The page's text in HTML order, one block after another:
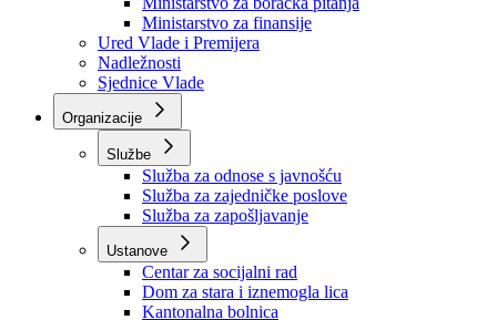
Ministarstvo za obrazovanje, mlade, nauku,
i sport
Ministarstvo za boračka pitanja
Ministarstvo za finansije
Ured Vlade i Premijera
Nadležnosti
Sjednice Vlade
Organizacije
Službe
Služba za odnose s javnošću
Služba za zajedničke poslove
Služba za zapošljavanje
Ustanove